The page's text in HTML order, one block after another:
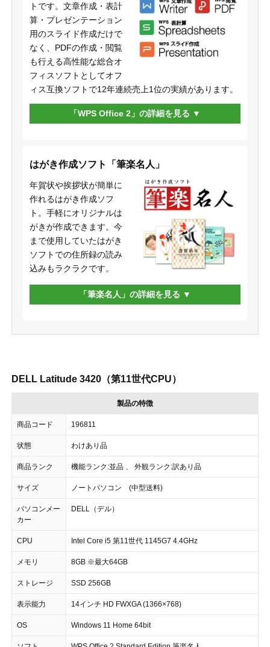
トです。文章作成・表計
算・プレゼンテーション
用のスライド作成だけで
なく、PDFの作成・閲覧
も行える高性能な総合オ
フィスソフトとしてオフ
ィス互換ソフトで12年連続売上1位の実績があります。
「WPS Office 2」の詳細を見る
はがき作成ソフト「筆楽名人」
年賀状や挨拶状が簡単に
作れるはがき作成ソフ
ト。手軽にオリジナルは
がきが作成できます。今
まで使用していたはがき
ソフトでの住所録の読み
込みもラクラクです。
「筆楽名人」の詳細を見る
DELL Latitude 3420（第11世代CPU）
製品の特徴
商品コード 196811
状態 わけあり品
商品ランク 機能ランク:並品 、 外観ランク:訳あり品
サイズ ノートパソコン (中型送料)
パソコンメー
カー
DELL（デル）
CPU Intel Core i5 第11世代 1145G7 4.4GHz
メモリ 8GB ※最大64GB
ストレージ SSD 256GB
表示能力 14インチ HD FWXGA (1366×768)
OS Windows 11 Home 64bit